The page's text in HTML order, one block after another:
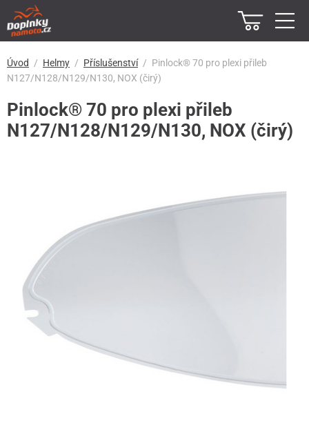
Úvod Helmy Příslušenství
Pinlock® 70 pro plexi přileb
N127/N128/N129/N130, NOX (čirý)
Pinlock® 70 pro plexi přileb
N127/N128/N129/N130, NOX (čirý)